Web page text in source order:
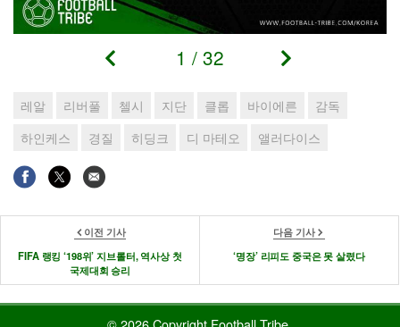
1 / 32
레알 리버풀 첼시 지단 클롭 바이에른
감독
하인케스
경질 히딩크 디 마테오 앨러다이스
이전 기사
FIFA 랭킹 ‘198위’ 지브롤터, 역사상 첫
국제대회 승리
다음 기사
‘명장’ 리피도 중국은 못 살렸다